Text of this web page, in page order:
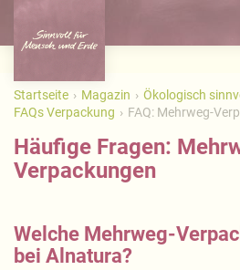
Startseite Magazin
Ökologisch
FAQs Verpackung
FAQ: Mehrweg-
Häufige Fragen:
Verpackungen
Welche Mehrweg-
bei Alnatura?